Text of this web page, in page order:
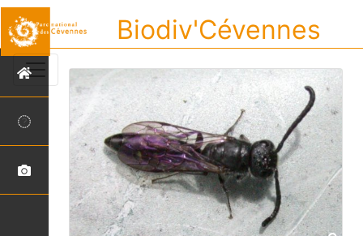
Biodiv'Cévennes